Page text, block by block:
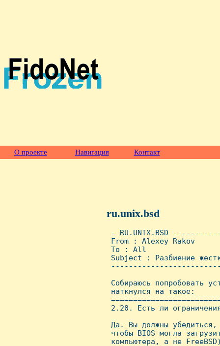
О проекте Навигация Контакт
ru.unix.bsd
- RU.UNIX.BSD
From : Alexey Rakov
To : All
Subject : Разбиение
Собираюсь попробовать
наткнулся на такое:
2.20. Есть ли
Да. Вы должны убедиться,
чтобы BIOS могла
компьютера, а не